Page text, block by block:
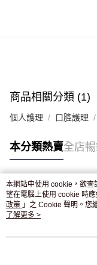
付款後門市自取，訂單
商品相關分類 (1)
個人護理 口腔護理
本分類熱賣全店
熱門標籤
熱銷排行
本網站中使用 cookie，欲
望在電腦上使用 cookie 時
政策 」之 Cookie 聲明。您
條款之 Cookie 聲明使用
了解更多 >